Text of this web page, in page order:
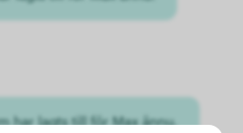
har lagts till för Max ännu.